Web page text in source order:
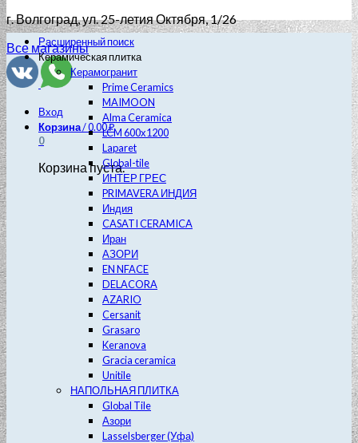
г. Волгоград, ул. 25-летия Октября, 1/26
Все магазины
Вход
Корзина/0.00₽
0
Корзина пуста.
Расширенный поиск
Керамическая плитка
Керамогранит
Prime Ceramics
MAIMOON
Alma Ceramica
LCM 600х1200
Laparet
Global-tile
ИНТЕР ГРЕС
PRIMAVERA ИНДИЯ
Индия
CASATI CERAMICA
Иран
АЗОРИ
EN NFACE
DELACORA
AZARIO
Cersanit
Grasaro
Keranova
Gracia ceramica
Unitile
НАПОЛЬНАЯ ПЛИТКА
Global Tile
Азори
Lasselsberger (Уфа)